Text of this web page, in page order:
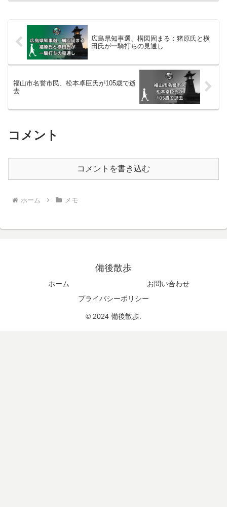
広島県知事選、構図固まる：猪原氏と横
田氏が一騎打ちの見通し
福山市名誉市民、松本卓臣氏が105歳で逝
去
コメント
コメントを書き込む
ホーム メモ
備後散歩
ホーム
お問い合わせ
プライバシーポリシー
© 2024 備後散歩.